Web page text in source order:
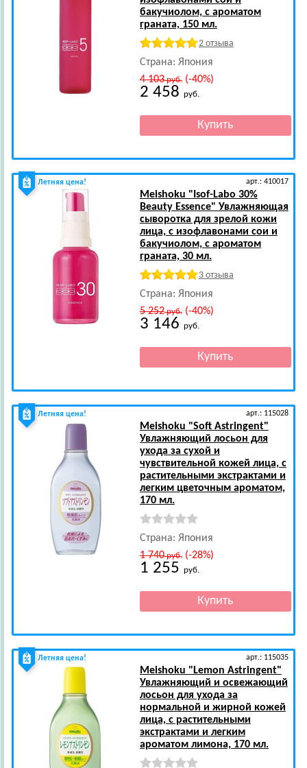
бакучиолом, с ароматом
граната, 150 мл.
2 отзыва
Страна: Япония
4 103руб.(-40%)
2 458 руб.
Летняя цена! арт.: 410017
Meishoku "Isof-Labo 30%
Beauty Essence" Увлажняющая
сыворотка для зрелой кожи
лица, с изофлавонами сои и
бакучиолом, с ароматом
граната, 30 мл.
3 отзыва
Страна: Япония
5 252руб.(-40%)
3 146 руб.
Летняя цена! арт.: 115028
Meishoku "Soft Astringent"
Увлажняющий лосьон для
ухода за сухой и
чувствительной кожей лица, c
растительными экстрактами и
легким цветочным ароматом,
170 мл.
Страна: Япония
1 740руб.(-28%)
1 255 руб.
Летняя цена! арт.: 115035
Meishoku "Lemon Astringent"
Увлажняющий и освежающий
лосьон для ухода за
нормальной и жирной кожей
лица, c растительными
экстрактами и легким
ароматом лимона, 170 мл.